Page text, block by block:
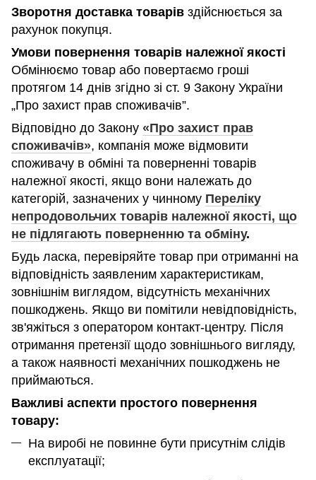
Зворотня доставка товарів здійснюється за
рахунок покупця.
Умови повернення товарів належної якості
Обмінюємо товар або повертаємо гроші
протягом 14 днів згідно зі ст. 9 Закону України
„Про захист прав споживачів”.
Відповідно до Закону «Про захист прав
споживачів», компанія може відмовити
споживачу в обміні та поверненні товарів
належної якості, якщо вони належать до
категорій, зазначених у чинному Переліку
непродовольчих товарів належної якості, що
не підлягають поверненню та обміну.
Будь ласка, перевіряйте товар при отриманні на
відповідність заявленим характеристикам,
зовнішнім виглядом, відсутність механічних
пошкоджень. Якщо ви помітили невідповідність,
зв'яжіться з оператором контакт-центру. Після
отримання претензії щодо зовнішнього вигляду,
а також наявності механічних пошкоджень не
приймаються.
Важливі аспекти простого повернення
товару:
На виробі не повинне бути присутнім слідів
експлуатації;